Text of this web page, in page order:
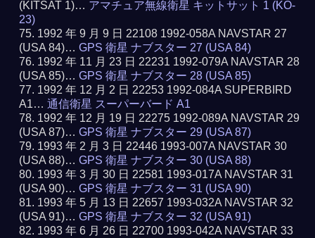
(KITSAT 1)… アマチュア無線衛星 キットサット 1 (KO-
23)
1992 年 9 月 9 日 22108 1992-058A NAVSTAR 27
(USA 84)…GPS 衛星 ナブスター 27 (USA 84)
1992 年 11 月 23 日 22231 1992-079A NAVSTAR 28
(USA 85)…GPS 衛星 ナブスター 28 (USA 85)
1992 年 12 月 2 日 22253 1992-084A SUPERBIRD
A1…通信衛星 スーパーバード A1
1992 年 12 月 19 日 22275 1992-089A NAVSTAR 29
(USA 87)…GPS 衛星 ナブスター 29 (USA 87)
1993 年 2 月 3 日 22446 1993-007A NAVSTAR 30
(USA 88)…GPS 衛星 ナブスター 30 (USA 88)
1993 年 3 月 30 日 22581 1993-017A NAVSTAR 31
(USA 90)…GPS 衛星 ナブスター 31 (USA 90)
1993 年 5 月 13 日 22657 1993-032A NAVSTAR 32
(USA 91)…GPS 衛星 ナブスター 32 (USA 91)
1993 年 6 月 26 日 22700 1993-042A NAVSTAR 33